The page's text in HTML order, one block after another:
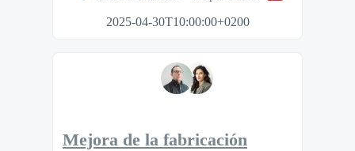
2025-04-30T10:00:00+0200
Mejora de la fabricación